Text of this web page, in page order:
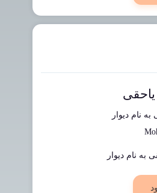
به نام دیوار